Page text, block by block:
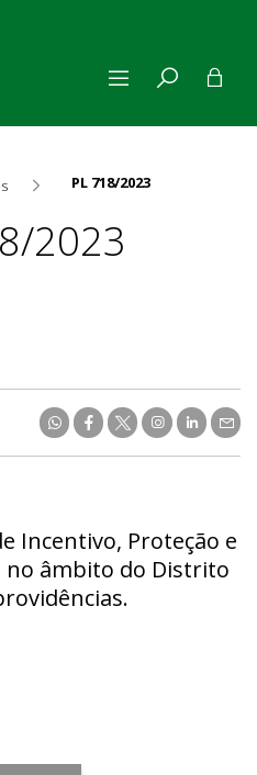
PL 718/2023
2023
Incentivo, Proteção e
no âmbito do Distrito